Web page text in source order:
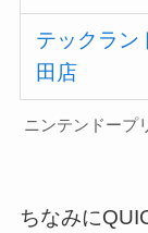
テックラン
田店
ニンテンドープ
ちなみに